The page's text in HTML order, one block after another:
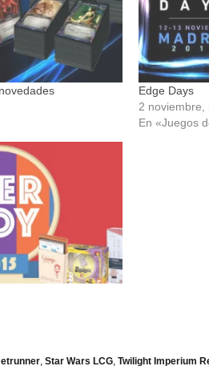
Edge Days
2 noviembre,
En «Juegos
, Star Wars LCG, Twilight Imperium